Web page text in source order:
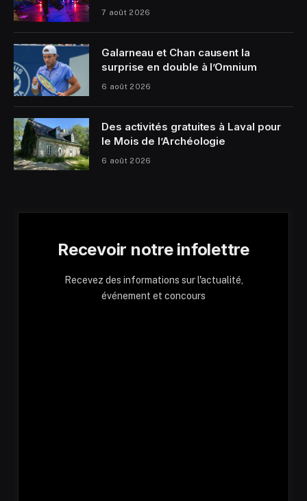
7 août 2026
Galarneau et Chan causent la
surprise en double à l’Omnium
6 août 2026
Des activités gratuites à Laval pour
le Mois de l’Archéologie
6 août 2026
Recevoir notre infolettre
Recevez des informations sur l'actualité,
événement et concours